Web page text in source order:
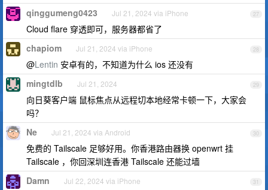
27
qinggumeng0423 Jul 21, 2024 via iPhone
Cloud flare 穿透即可，服务器都省了
28
chapiom Jul 21, 2024 via iPhone
@Lentin 安卓有的，不知道为什么 ios 还没有
29
mingtdlb Jul 21, 2024
向日葵客户端 鼠标焦点从远程切本地经常卡顿一下，大家会
吗？
30
Ne Jul 21, 2024 via Android
免费的 Tailscale 足够好用。你香港路由器换 openwrt 挂
Tailscale ，你回深圳连香港 Tailscale 还能过墙
31
Damn Jul 22, 2024 via iPhone